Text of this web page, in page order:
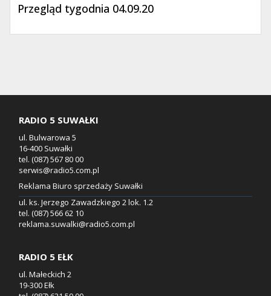
Przegląd tygodnia 04.09.20
RADIO 5 SUWAŁKI
ul. Bulwarowa 5
16-400 Suwałki
tel. (087) 567 80 00
serwis@radio5.com.pl
Reklama Biuro sprzedaży Suwałki
ul. ks. Jerzego Zawadzkiego 2 lok. 1.2
tel. (087) 566 62 10
reklama.suwalki@radio5.com.pl
RADIO 5 EŁK
ul. Małeckich 2
19-300 Ełk